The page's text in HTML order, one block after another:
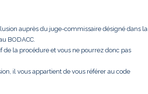
auprès du juge-commissaire désigné dans la
BODACC.
de la procédure et vous ne pourrez donc pas
il vous appartient de vous référer au code